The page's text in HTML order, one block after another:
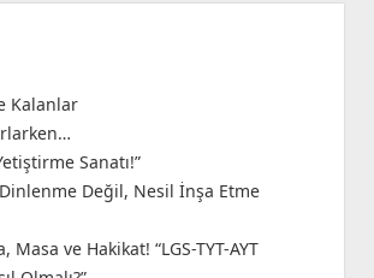
Kalanlar
Sanatı!”
Değil, Nesil İnşa Etme
Masa ve Hakikat! “LGS-TYT-AYT